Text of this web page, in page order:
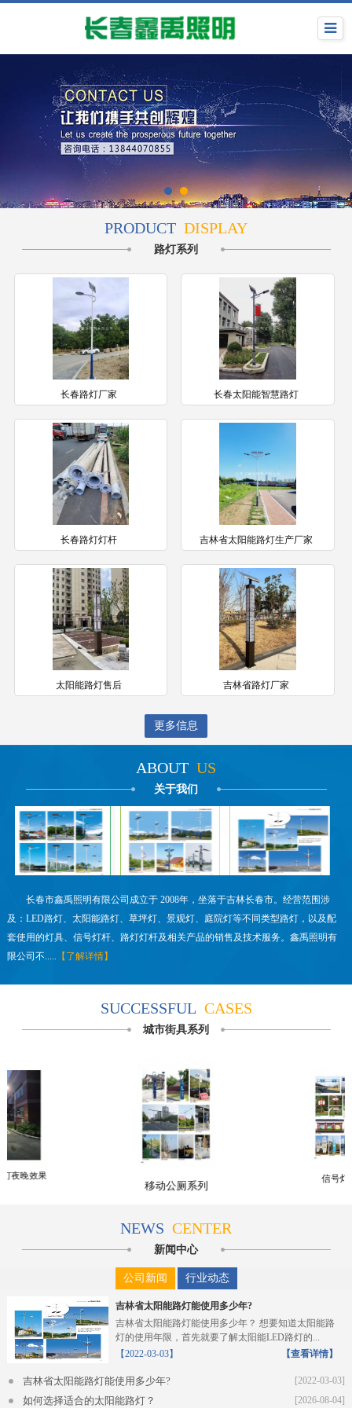
PRODUCT DISPLAY
路灯系列
长春路灯厂家 长春太阳能智慧路灯
长春路灯灯杆 吉林省太阳能路灯生产厂家
太阳能路灯售后 吉林省路灯厂家
更多信息
ABOUT US
关于我们
长春市鑫禹照明有限公司成立于 2008年，坐落于吉林长春市。经营范围涉
及：LED路灯、太阳能路灯、草坪灯、景观灯、庭院灯等不同类型路灯，以及配
套使用的灯具、信号灯杆、路灯灯杆及相关产品的销售及技术服务。鑫禹照明有
限公司不.....
【了解详情】
SUCCESSFUL CASES
城市街具系列
灯夜晚效果
移动公厕系列
信号灯
NEWS CENTER
新闻中心
公司新闻 行业动态
吉林省太阳能路灯能使用多少年?
吉林省太阳能路灯能使用多少年？ 想要知道太阳能路
灯的使用年限，首先就要了解太阳能LED路灯的...
【2022-03-03】
【查看详情】
[2022-03-03]
吉林省太阳能路灯能使用多少年?
[2026-08-04]
如何选择适合的太阳能路灯？